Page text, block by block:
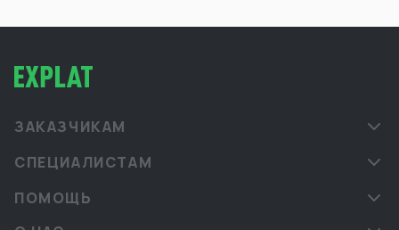
ЗАКАЗЧИКАМ
СПЕЦИАЛИСТАМ
ПОМОЩЬ